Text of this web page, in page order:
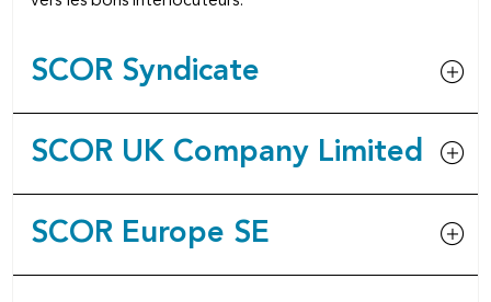
SCOR Syndicate
SCOR UK Company Limited
SCOR Europe SE